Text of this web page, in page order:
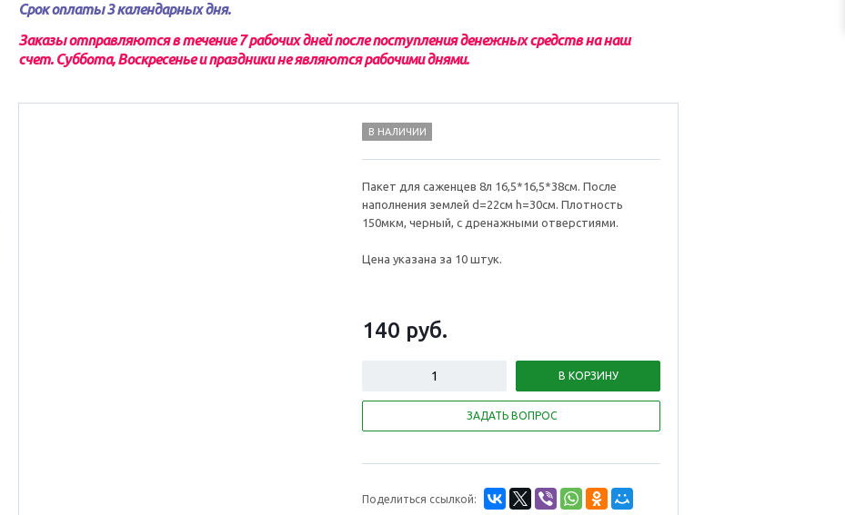
Срок оплаты 3 календарных дня.
Заказы отправляются в течение 7 рабочих дней после поступления денежных средств на наш
счет. Суббота, Воскресенье и праздники не являются рабочими днями.
В НАЛИЧИИ
Пакет для саженцев 8л 16,5*16,5*38см. После
наполнения землей d=22см h=30см. Плотность
150мкм, черный, с дренажными отверстиями.
Цена указана за 10 штук.
140 руб.
В КОРЗИНУ
ЗАДАТЬ ВОПРОС
Поделиться ссылкой: